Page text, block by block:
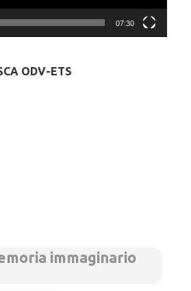
07:30
ODV-ETS
immaginario